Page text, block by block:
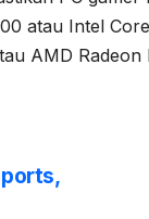
atau Intel
AMD Radeon